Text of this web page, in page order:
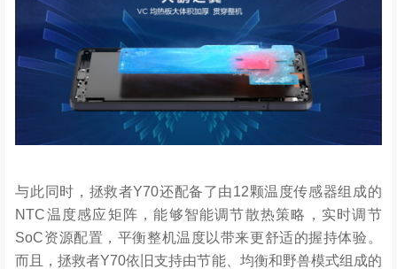
与此同时，拯救者Y70还配备了由12颗温度传感器组成的
NTC温度感应矩阵，能够智能调节散热策略，实时调节
SoC资源配置，平衡整机温度以带来更舒适的握持体验。
而且，拯救者Y70依旧支持由节能、均衡和野兽模式组成的